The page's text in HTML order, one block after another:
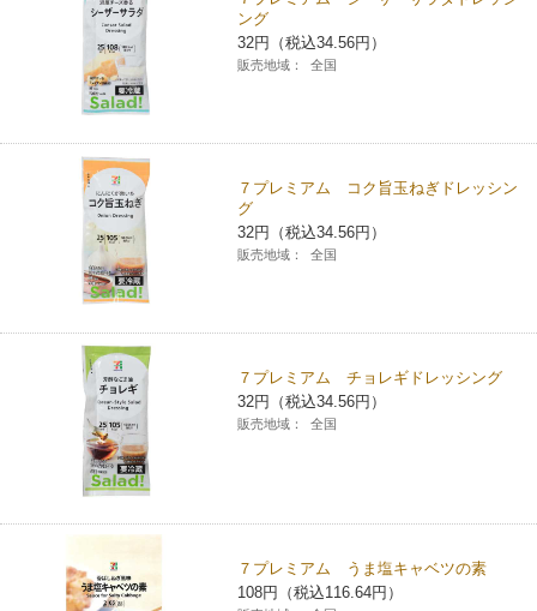
ソフトバンクギフト
ング
32円（税込34.56円）
販売地域： 全国
７プレミアム コク旨玉ねぎドレッシン
グ
32円（税込34.56円）
販売地域： 全国
７プレミアム チョレギドレッシング
32円（税込34.56円）
販売地域： 全国
７プレミアム うま塩キャベツの素
108円（税込116.64円）